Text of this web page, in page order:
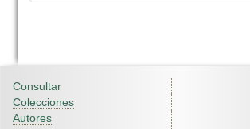
Consultar
Colecciones
Autores